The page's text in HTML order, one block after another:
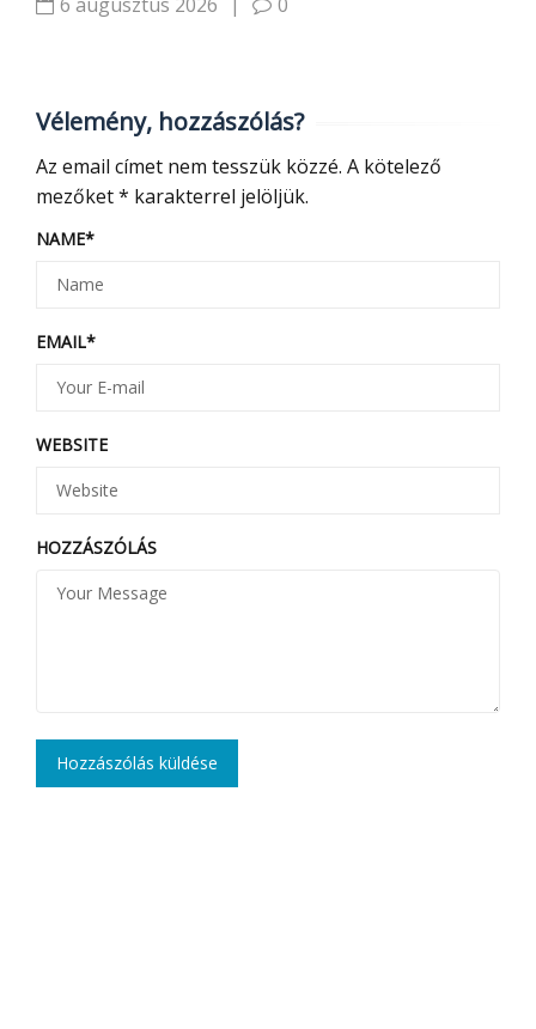
Vélemény, hozzászólás?
Az email címet nem tesszük közzé. A kötelező
mezőket* karakterrel jelöljük.
NAME*
EMAIL*
WEBSITE
HOZZÁSZÓLÁS